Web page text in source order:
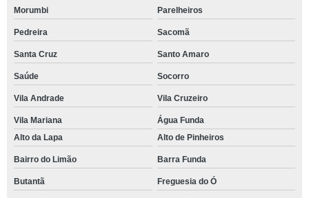
Morumbi Parelheiros
Pedreira Sacomã
Santa Cruz Santo Amaro
Saúde Socorro
Vila Andrade Vila Cruzeiro
Vila Mariana
Água Funda
Alto da Lapa
Alto de Pinheiros
Bairro do Limão Barra Funda
Butantã Freguesia do Ó